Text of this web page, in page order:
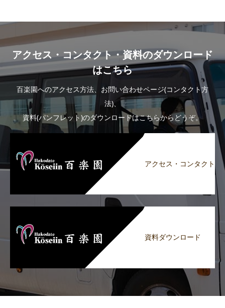
アクセス・コンタクト・資料のダウンロード
はこちら
百楽園へのアクセス方法、お問い合わせページ(コンタクト方
法)、
資料(パンフレット)のダウンロードはこちらからどうぞ。
アクセス・コンタクト
資料ダウンロード